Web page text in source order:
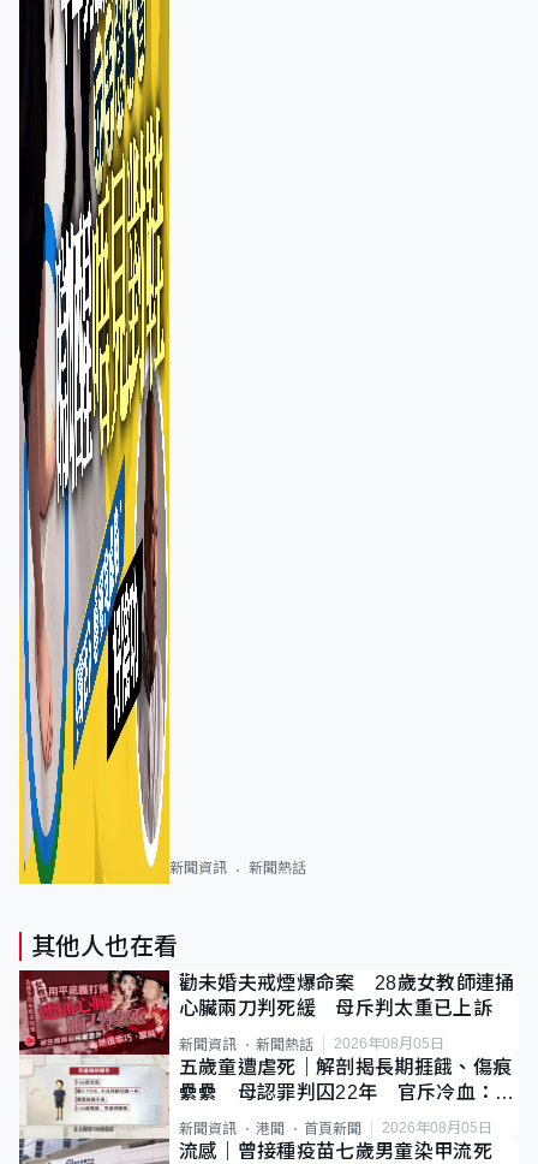
新聞資訊 新聞熱話
其他人也在看
勸未婚夫戒煙爆命案 28歲女教師連捅
心臟兩刀判死緩 母斥判太重已上訴
新聞資訊 新聞熱話 2026年08月05日
五歲童遭虐死｜解剖揭長期捱餓、傷痕
纍纍 母認罪判囚22年 官斥冷血：同
類案最惡劣
新聞資訊 港聞 首頁新聞 2026年08月05日
流感｜曾接種疫苗七歲男童染甲流死